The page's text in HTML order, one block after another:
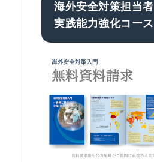
海外安全対策担当者
実践能力強化コース